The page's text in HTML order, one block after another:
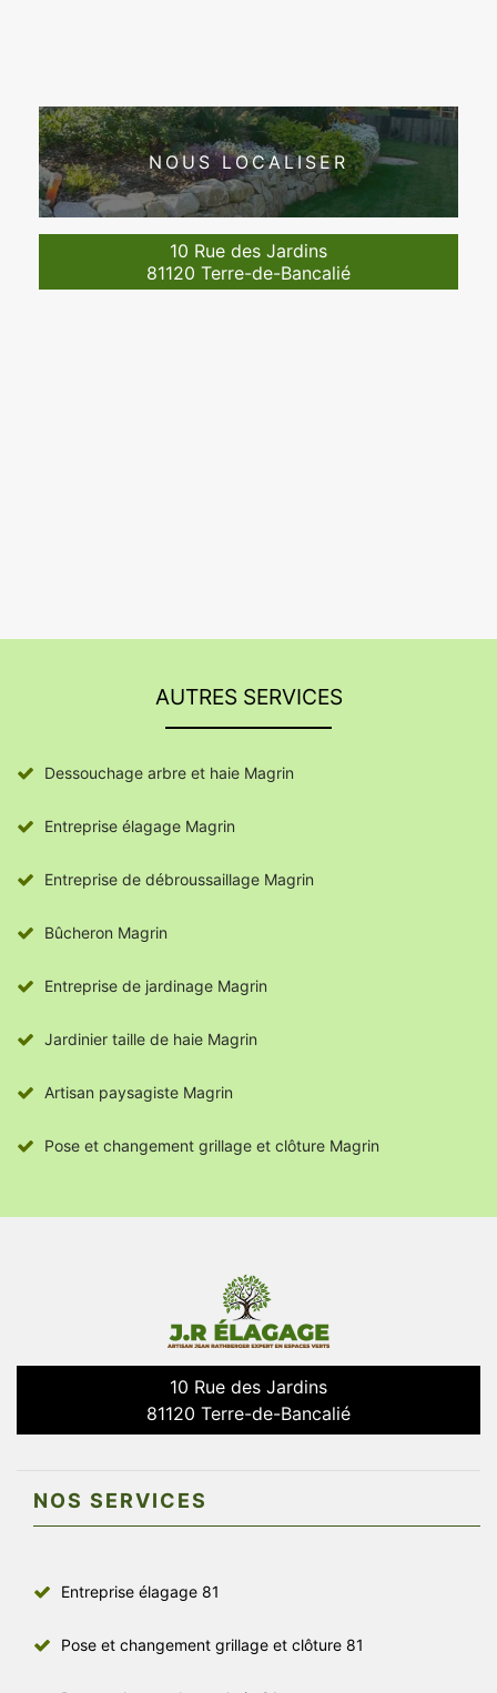
NOUS LOCALISER
10 Rue des Jardins
81120 Terre-de-Bancalié
AUTRES SERVICES
Dessouchage arbre et haie Magrin
Entreprise élagage Magrin
Entreprise de débroussaillage Magrin
Bûcheron Magrin
Entreprise de jardinage Magrin
Jardinier taille de haie Magrin
Artisan paysagiste Magrin
Pose et changement grillage et clôture Magrin
10 Rue des Jardins
81120 Terre-de-Bancalié
NOS SERVICES
Entreprise élagage 81
Pose et changement grillage et clôture 81